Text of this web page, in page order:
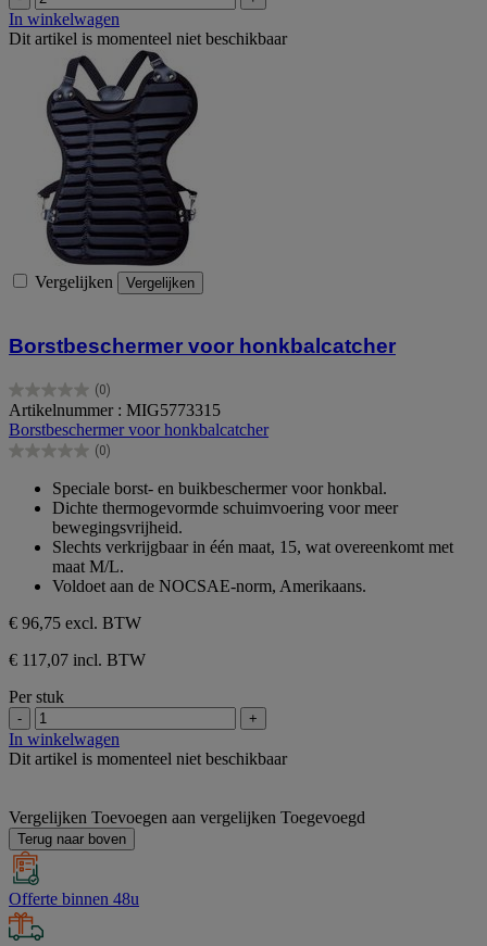
In winkelwagen
Dit artikel is momenteel niet beschikbaar
Vergelijken Vergelijken
Borstbeschermer voor honkbalcatcher
(0)
0.0
van
de
5
Artikelnummer : MIG5773315
Borstbeschermer voor honkbalcatcher
(0)
0.0
sterren.
Speciale borst- en buikbeschermer voor honkbal.
Dichte thermogevormde schuimvoering voor meer
bewegingsvrijheid.
Slechts verkrijgbaar in één maat, 15, wat overeenkomt met
maat M/L.
Voldoet aan de NOCSAE-norm, Amerikaans.
€ 96,75 excl. BTW
€ 117,07 incl. BTW
Per stuk
- +
In winkelwagen
Dit artikel is momenteel niet beschikbaar
Vergelijken Toevoegen aan vergelijken Toegevoegd
Terug naar boven
Offerte binnen 48u